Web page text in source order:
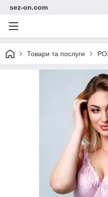
sez-on.com
Товари та послуги